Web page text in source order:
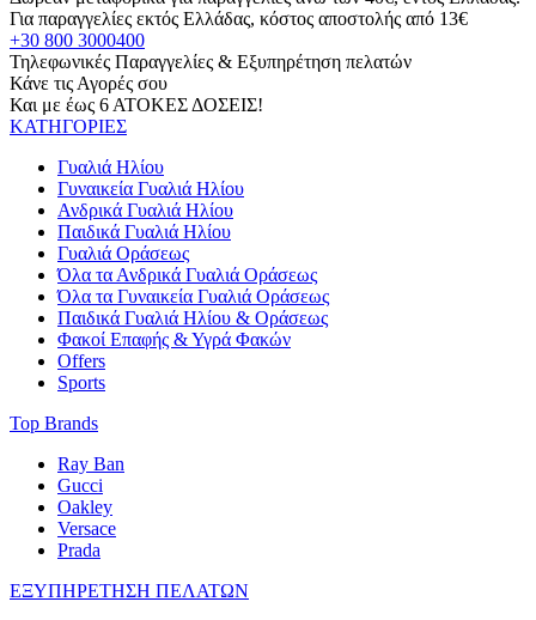
Για παραγγελίες εκτός Ελλάδας, κόστος αποστολής από 13€
+30 800 3000400
Τηλεφωνικές Παραγγελίες & Εξυπηρέτηση πελατών
Κάνε τις Αγορές σου
Και με έως 6 ΑΤΟΚΕΣ ΔΟΣΕΙΣ!
ΚΑΤΗΓΟΡΙΕΣ
Γυαλιά Ηλίου
Γυναικεία Γυαλιά Ηλίου
Ανδρικά Γυαλιά Ηλίου
Παιδικά Γυαλιά Ηλίου
Γυαλιά Οράσεως
Όλα τα Ανδρικά Γυαλιά Οράσεως
Όλα τα Γυναικεία Γυαλιά Οράσεως
Παιδικά Γυαλιά Ηλίου & Οράσεως
Φακοί Επαφής & Υγρά Φακών
Offers
Sports
Top Brands
Ray Ban
Gucci
Oakley
Versace
Prada
ΕΞΥΠΗΡΕΤΗΣΗ ΠΕΛΑΤΩΝ